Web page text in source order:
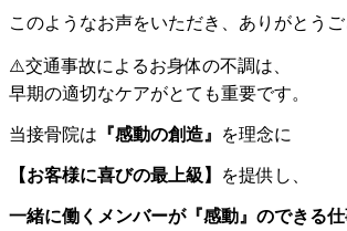
このようなお声をいただき、ありがとう
⚠️交通事故によるお身体の不調は、
早期の適切なケアがとても重要です。
当接骨院は 『感動の創造』 を理念に
【お客様に喜びの最上級】 を提供し、
一緒に働くメンバーが『感動』のできる